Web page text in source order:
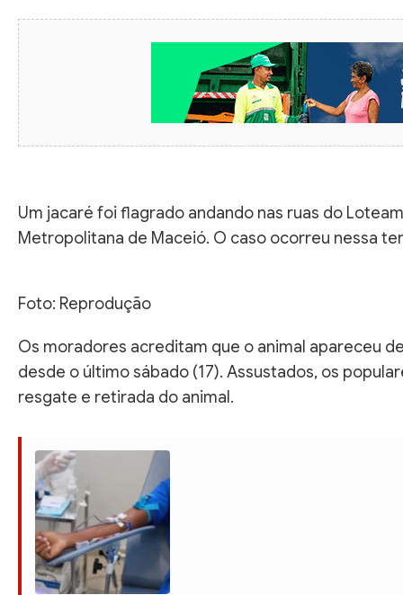
Um jacaré foi flagrado andando nas ruas do
Metropolitana de Maceió. O caso ocorreu nessa
Foto: Reprodução
Os moradores acreditam que o animal apareceu
desde o último sábado (17). Assustados, os
resgate e retirada do animal.